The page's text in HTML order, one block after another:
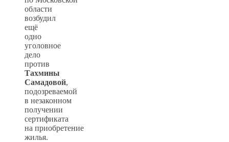
области
возбудил
ещё
одно
уголовное
дело
против
Тахмины
Самадовой,
подозреваемой
в незаконном
получении
сертификата
на приобретение
жилья.